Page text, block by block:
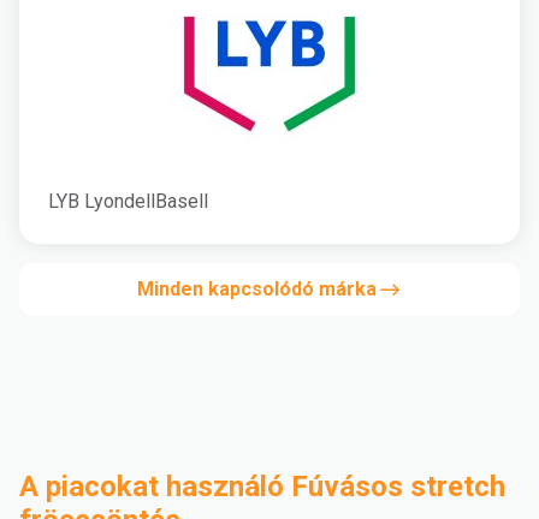
LYB LyondellBasell
Minden kapcsolódó márka
A piacokat használó Fúvásos stretch